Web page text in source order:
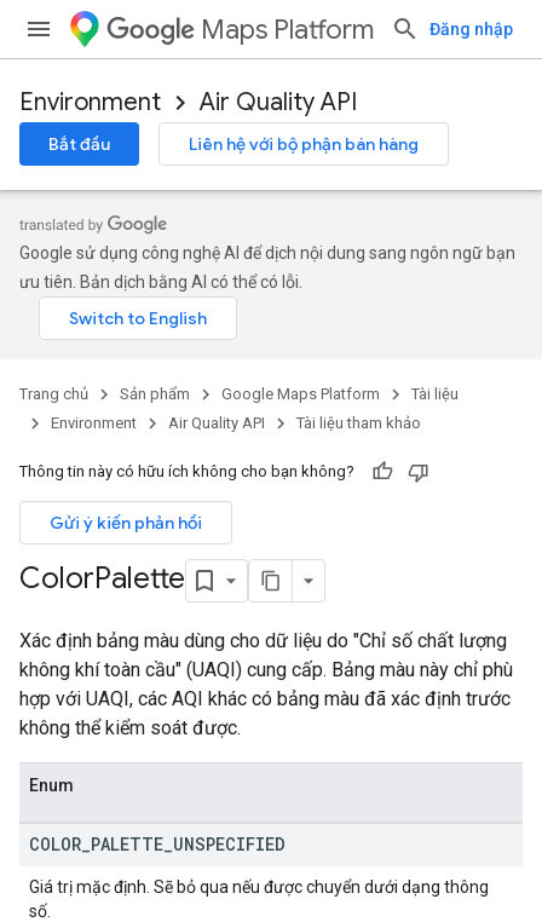
Maps Platform Đăng nhập
Environment Air Quality API
Bắt đầu Liên hệ với bộ phận bán hàng
Google sử dụng công nghệ AI để dịch nội dung sang ngôn ngữ bạn
ưu tiên. Bản dịch bằng AI có thể có lỗi.
Trang chủ Sản phẩm Google Maps Platform
Tài liệu
Environment
Air Quality API Tài liệu tham khảo
Thông tin này có hữu ích không cho bạn không?
Gửi ý kiến phản hồi
ColorPalette
Xác định bảng màu dùng cho dữ liệu do "Chỉ số chất lượng
không khí toàn cầu" (UAQI) cung cấp. Bảng màu này chỉ phù
hợp với UAQI, các AQI khác có bảng màu đã xác định trước
không thể kiểm soát được.
Enum
COLOR PALETTE UNSPECIFIED
Giá trị mặc định. Sẽ bỏ qua nếu được chuyển dưới dạng thông
số.